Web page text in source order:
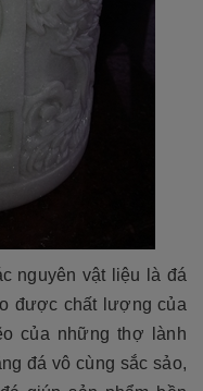
nguyên vật liệu là đá
được chất lượng của
của những thợ lành
đá vô cùng sắc sảo,